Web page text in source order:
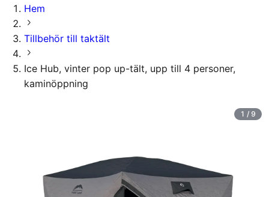
Hem
Tillbehör till taktält
Ice Hub, vinter pop up-tält, upp till 4 personer,
kaminöppning
1 / 9